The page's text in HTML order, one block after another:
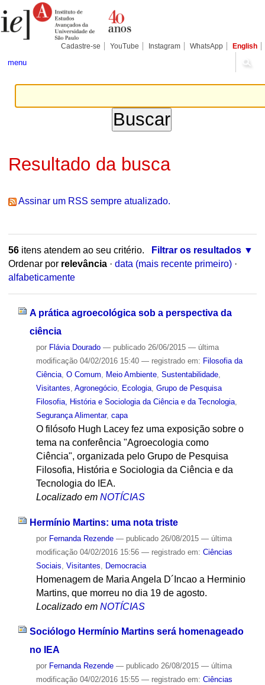
para
conteúdo.
Pessoais
Cadastre-se YouTube Instagram WhatsApp English
menu
Resultado da busca
Assinar um RSS sempre atualizado.
56itens atendem ao seu critério.
Filtrar os resultados
Ordenar por relevância · data (mais recente primeiro) ·
alfabeticamente
A prática agroecológica sob a perspectiva da
ciência
por Flávia Dourado — publicado26/06/2015 — última
modificação04/02/2016 15:40 — registrado em: Filosofia da
Ciência, O Comum Meio Ambiente, Sustentabilidade,
Visitantes Agronegócio, Ecologia, Grupo de Pesquisa
Filosofia, História e Sociologia da Ciência e da Tecnologia,
Segurança Alimentar, capa
O filósofo Hugh Lacey fez uma exposição sobre o
tema na conferência "Agroecologia como
Ciência", organizada pelo Grupo de Pesquisa
Filosofia, História e Sociologia da Ciência e da
Tecnologia do IEA.
Localizado em NOTÍCIAS
Hermínio Martins: uma nota triste
por Fernanda Rezende — publicado26/08/2015 — última
modificação04/02/2016 15:56 — registrado em: Ciências
Sociais Visitantes Democracia
Homenagem de Maria Angela D´Incao a Herminio
Martins, que morreu no dia 19 de agosto.
Localizado em NOTÍCIAS
Sociólogo Hermínio Martins será homenageado
no IEA
por Fernanda Rezende — publicado26/08/2015 — última
modificação04/02/2016 15:55 — registrado em: Ciências